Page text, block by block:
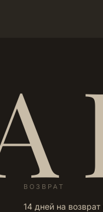
ВОЗВРАТ
14 дней на